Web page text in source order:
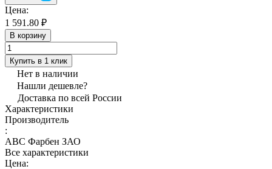
Цена:
1 591.80 ₽
В корзину
Купить в 1 клик
Нет в наличии
Нашли дешевле?
Доставка по всей России
Характеристики
Производитель
:
АВС Фарбен ЗАО
Все характеристики
Цена: